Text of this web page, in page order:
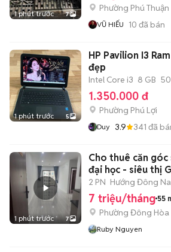
1 phút trước 7
Phường Phú Thuận
VŨ HIẾU 10 đã bán
1 phút trước 5
HP Pavilion I3
đẹp
Intel Core i3 8 GB
1.350.000 đ
Phường Phú Lợi
Duy 3.9 341 đã
1 phút trước 7
Cho thuê căn góc
đại học - siêu thị
2 PN Hướng Đông
7 triệu/tháng 55
Phường Đông Hòa
Ruby Nguyen